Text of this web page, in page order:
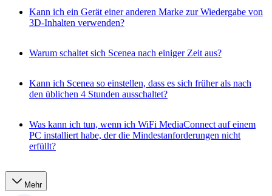
Kann ich ein Gerät einer anderen Marke zur Wiedergabe von
3D-Inhalten verwenden?
Warum schaltet sich Scenea nach einiger Zeit aus?
Kann ich Scenea so einstellen, dass es sich früher als nach
den üblichen 4 Stunden ausschaltet?
Was kann ich tun, wenn ich WiFi MediaConnect auf einem
PC installiert habe, der die Mindestanforderungen nicht
erfüllt?
Mehr